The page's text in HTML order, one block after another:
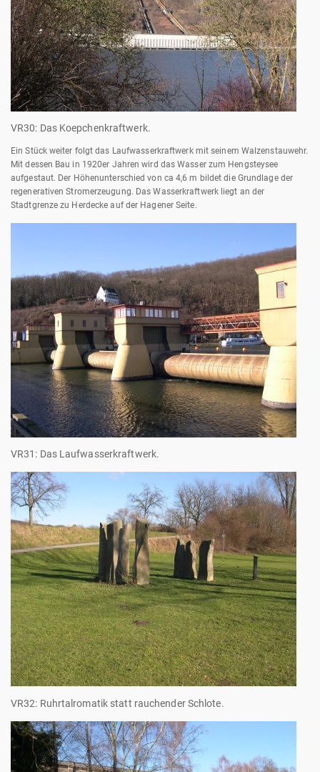
VR30: Das Koepchenkraftwerk.
Ein Stück weiter folgt das Laufwasserkraftwerk mit seinem Walzenstauwehr.
Mit dessen Bau in 1920er Jahren wird das Wasser zum Hengsteysee
aufgestaut. Der Höhenunterschied von ca 4,6 m bildet die Grundlage der
regenerativen Stromerzeugung. Das Wasserkraftwerk liegt an der
Stadtgrenze zu Herdecke auf der Hagener Seite.
VR31: Das Laufwasserkraftwerk.
VR32: Ruhrtalromatik statt rauchender Schlote.